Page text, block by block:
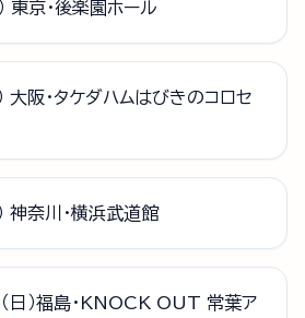
京・後楽園ホール
阪・タケダハムはびきのコロセ
奈川・横浜武道館
）福島・KNOCK OUT 常葉ア